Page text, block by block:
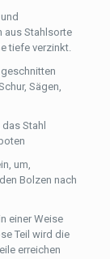
aus Stahlsorte
tiefe verzinkt.
Sägen,
Stahl
um,
Bolzen nach
einer Weise
Teil wird die
erreichen